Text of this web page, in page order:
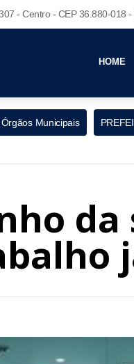
- Centro - CEP 36.880-
HOME
Órgãos Municipais